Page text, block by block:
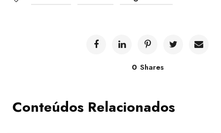
0 Shares
Conteúdos Relacionados